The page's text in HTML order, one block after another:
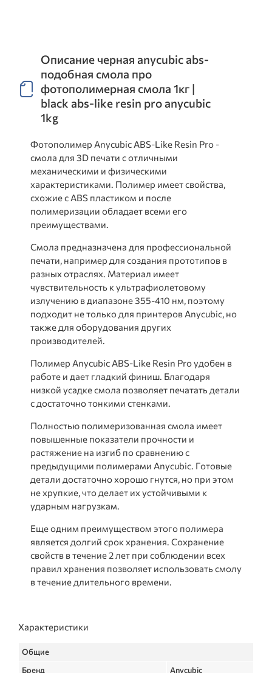
Описание черная anycubic abs-
подобная смола про
фотополимерная смола 1кг |
black abs-like resin pro anycubic
1kg
Фотополимер Anycubic ABS-Like Resin Pro -
смола для 3D печати с отличными
механическими и физическими
характеристиками. Полимер имеет свойства,
схожие с ABS пластиком и после
полимеризации обладает всеми его
преимуществами.
Смола предназначена для профессиональной
печати, например для создания прототипов в
разных отраслях. Материал имеет
чувствительность к ультрафиолетовому
излучению в диапазоне 355-410 нм, поэтому
подходит не только для принтеров Anycubic, но
также для оборудования других
производителей.
Полимер Anycubic ABS-Like Resin Pro удобен в
работе и дает гладкий финиш. Благодаря
низкой усадке смола позволяет печатать детали
с достаточно тонкими стенками.
Полностью полимеризованная смола имеет
повышенные показатели прочности и
растяжение на изгиб по сравнению с
предыдущими полимерами Anycubic. Готовые
детали достаточно хорошо гнутся, но при этом
не хрупкие, что делает их устойчивыми к
ударным нагрузкам.
Еще одним преимуществом этого полимера
является долгий срок хранения. Сохранение
свойств в течение 2 лет при соблюдении всех
правил хранения позволяет использовать смолу
в течение длительного времени.
Характеристики
Общие
Бренд
Anycubic